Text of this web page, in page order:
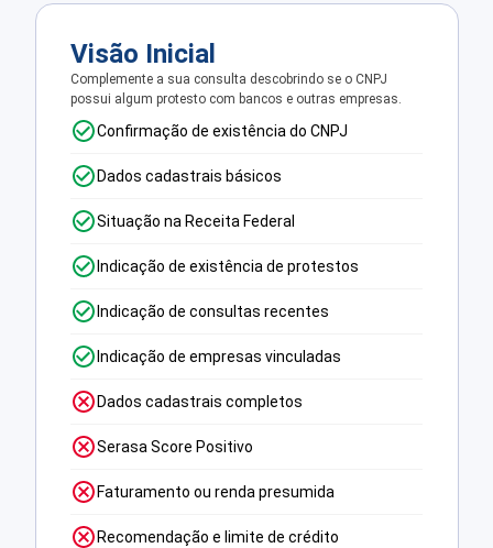
Visão Inicial
Complemente a sua consulta descobrindo se o CNPJ
possui algum protesto com bancos e outras empresas.
Confirmação de existência do CNPJ
Dados cadastrais básicos
Situação na Receita Federal
Indicação de existência de protestos
Indicação de consultas recentes
Indicação de empresas vinculadas
Dados cadastrais completos
Serasa Score Positivo
Faturamento ou renda presumida
Recomendação e limite de crédito